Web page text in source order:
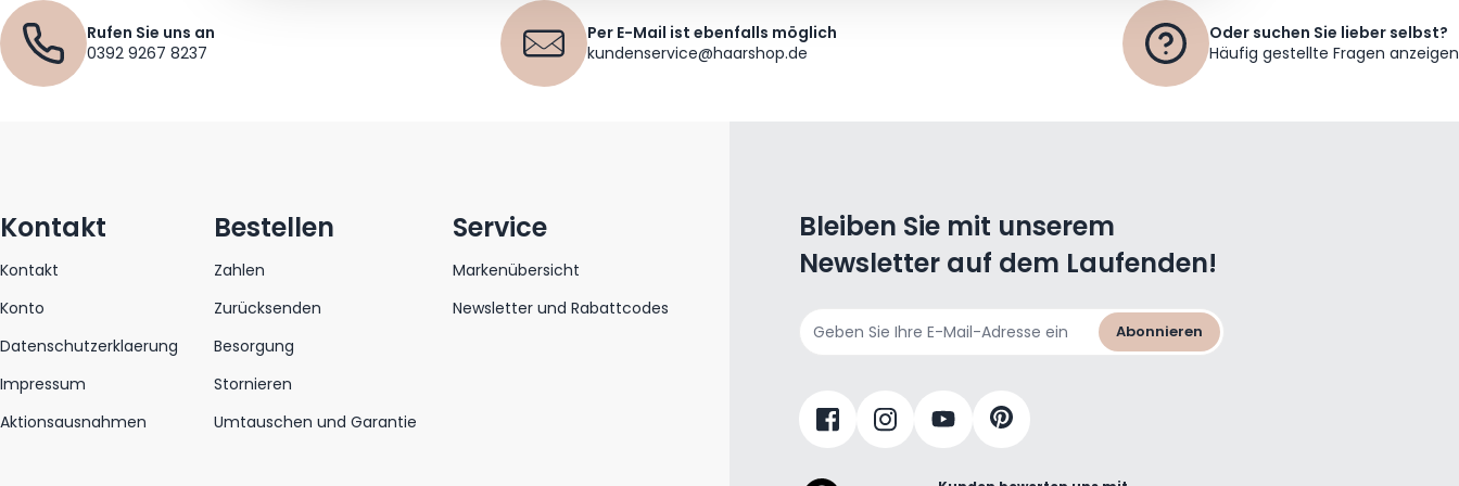
Rufen Sie uns an
0392 9267 8237
Per E-Mail ist ebenfalls möglich
kundenservice@haarshop.de
Oder suchen Sie lieber selbst?
Häufig gestellte Fragen anzeigen
Kontakt
Kontakt
Konto
Datenschutzerklaerung
Impressum
Aktionsausnahmen
Bestellen
Zahlen
Zurücksenden
Besorgung
Stornieren
Umtauschen und Garantie
Service
Markenübersicht
Newsletter und Rabattcodes
Bleiben Sie mit unserem
Newsletter auf dem Laufenden!
Abonnieren